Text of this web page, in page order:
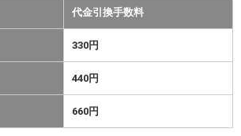
代金引換手数料
330円
440円
660円